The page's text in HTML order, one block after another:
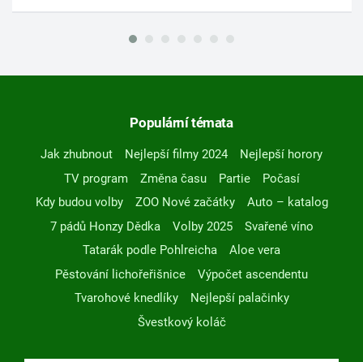
Populární témata
Jak zhubnout Nejlepší filmy 2024
Nejlepší horory
TV program
Změna času Partie
Počasí
Kdy budou volby
ZOO Nové začátky
Auto – katalog
7 pádů Honzy Dědka
Volby 2025
Svařené víno
Tatarák podle Pohlreicha
Aloe vera
Pěstování lichořeřišnice
Výpočet ascendentu
Tvarohové knedlíky
Nejlepší palačinky
Švestkový koláč